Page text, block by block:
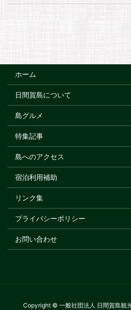
ホーム
日間賀島について
島グルメ
特集記事
島へのアクセス
宿泊利用補助
リンク集
プライバシーポリシー
お問い合わせ
Copyright © 一般社団法人 日間賀島観